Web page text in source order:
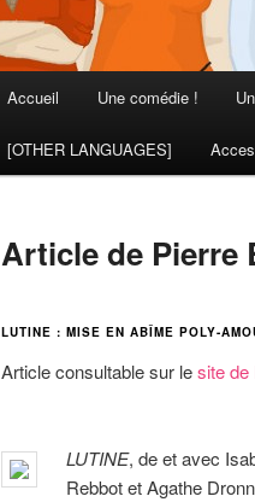
Accueil Une comédie !
[OTHER LANGUAGES]
Article de Pierre
LUTINE : MISE EN ABÎME POLY-
Article consultable sur lesite de
LUTINE, de et avec
Rebbot et Agathe